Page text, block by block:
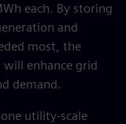
each. By storing
and
most, the
will enhance grid
demand.
utility-scale